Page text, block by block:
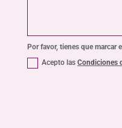
Por favor, tienes que marcar
Acepto lasCondiciones